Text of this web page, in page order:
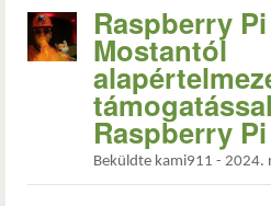
Raspberry
Mostantól
Raspberry
Beküldte kami911 - 2024.